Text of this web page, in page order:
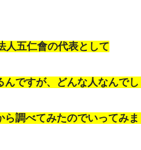
人五仁會の代表として
んですが、どんな人なんで
ら調べてみたのでいってみ